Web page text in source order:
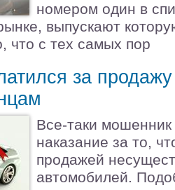
номером один в
выпускают
что с тех самых пор
за
Все-таки
наказание за то,
продажей
автомобилей.